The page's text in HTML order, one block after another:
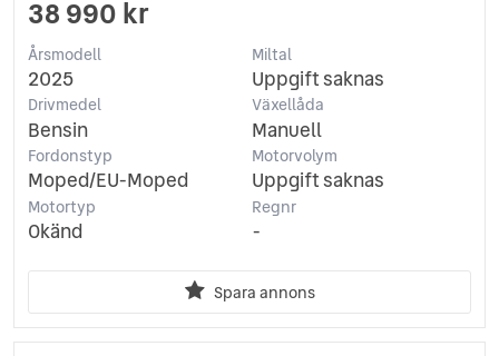
38 990 kr
Årsmodell
2025
Miltal
Uppgift saknas
Drivmedel
Bensin
Växellåda
Manuell
Fordonstyp
Moped/EU-Moped
Motorvolym
Uppgift saknas
Motortyp
Okänd
Regnr
-
Spara annons